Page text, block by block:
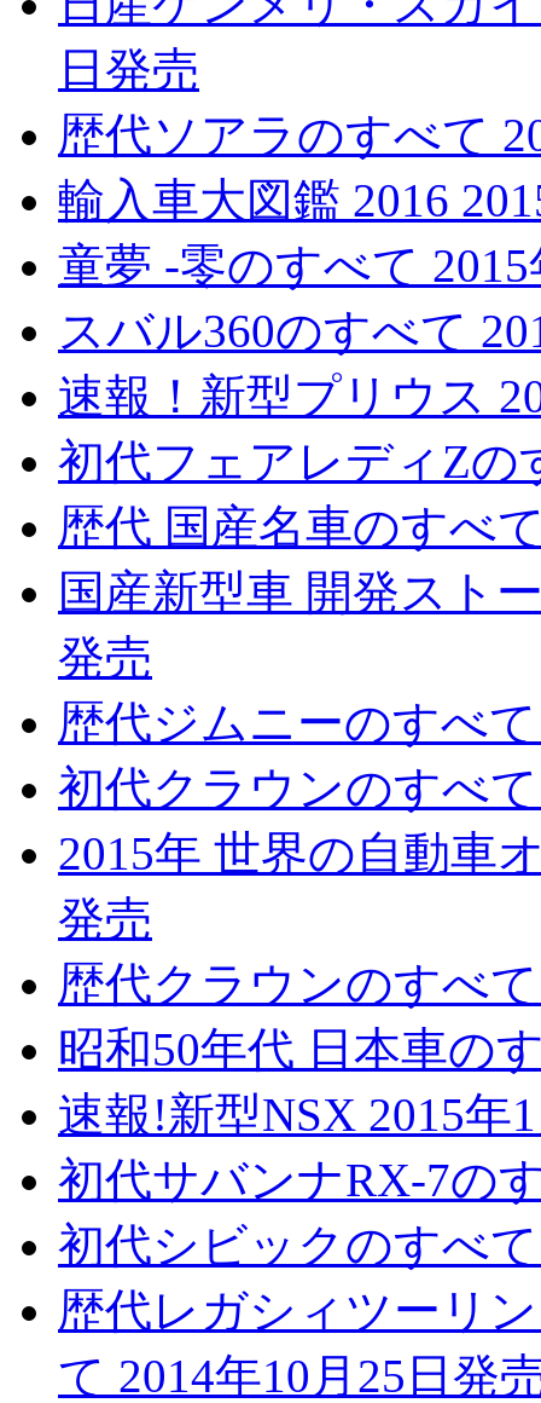
日発売
歴代ソアラのすべて
輸入車大図鑑 2016
童夢 -零のすべて
スバル360のすべて
速報！新型プリウス
初代フェアレディZの
歴代 国産名車のすべ
国産新型車 開発スト
発売
歴代ジムニーのすべ
初代クラウンのすべ
2015年 世界の自動車
発売
歴代クラウンのすべ
昭和50年代 日本車の
速報!新型NSX 2015年
初代サバンナRX-7の
初代シビックのすべ
歴代レガシィツーリ
て 2014年10月25日発